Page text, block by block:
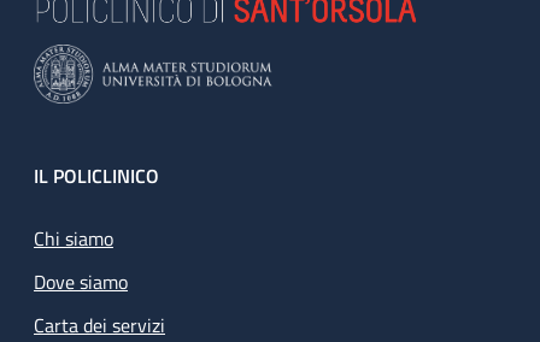
Footer
IL POLICLINICO
Chi siamo
Dove siamo
Carta dei servizi